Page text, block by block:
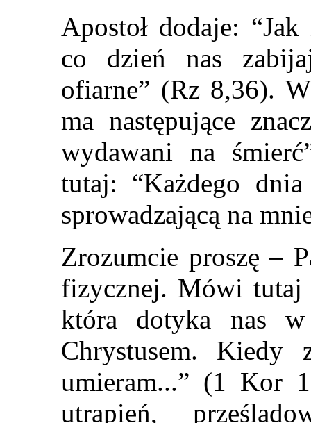
Apostoł dodaje:
co dzień nas
ofiarne” (Rz 8,36).
ma następujące
wydawani na
tutaj: “Każdego
sprowadzającą na
Zrozumcie proszę –
fizycznej. Mówi tutaj
która dotyka nas w
Chrystusem. Kiedy
umieram...” (1 Kor
utrapień,